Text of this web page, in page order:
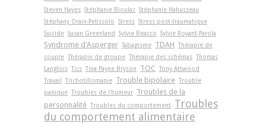
Steven Hayes Stéphanie Bioulac Stéphanie Hahusseau
Stéphany Orain-Pelissolo Stress Stress post-traumatique
Suicide Susan Greenland Sylvie Beacco Sylvie Royant-Parola
Syndrome d'Asperger Tabagisme TDAH Thérapie de
couple Thérapie de groupe Thérapie des schémas Thomas
Langlois Tics Tina Payne Bryson TOC Tony Attwood
Travail
Trichotillomanie Trouble bipolaire Trouble
panique Troubles de l'humeur Troubles de la
personnalité Troubles du comportement Troubles
du comportement alimentaire